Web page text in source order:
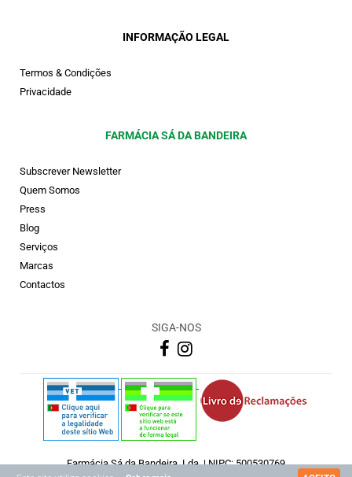
INFORMAÇÃO LEGAL
Termos & Condições
Privacidade
FARMÁCIA SÁ DA BANDEIRA
Subscrever Newsletter
Quem Somos
Press
Blog
Serviços
Marcas
Contactos
SIGA-NOS
Farmácia Sá da Bandeira, Lda. | NIPC: 500530769